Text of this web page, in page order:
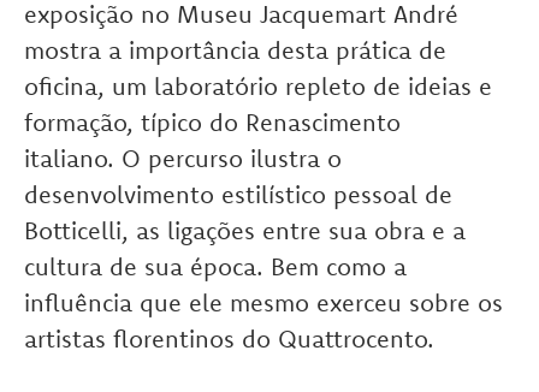
exposição no Museu Jacquemart André
mostra a importância desta prática de
oficina, um laboratório repleto de ideias e
formação, típico do Renascimento
italiano. O percurso ilustra o
desenvolvimento estilístico pessoal de
Botticelli, as ligações entre sua obra e a
cultura de sua época. Bem como a
influência que ele mesmo exerceu sobre os
artistas florentinos do Quattrocento.